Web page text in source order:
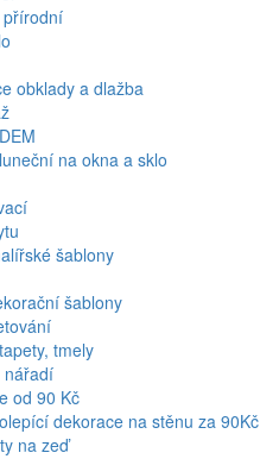
přírodní
obklady a dlažba
na okna a sklo
šablony
šablony
tmely
nářadí
od 90 Kč
dekorace na stěnu za 90Kč
na zeď